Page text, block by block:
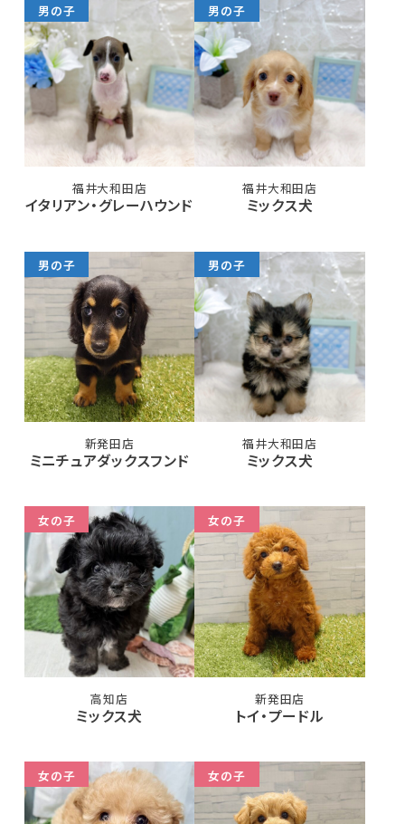
男の子
福井大和田店
イタリアン・グレーハウンド
男の子
福井大和田店
ミックス犬
男の子
新発田店
ミニチュアダックスフンド
男の子
福井大和田店
ミックス犬
女の子
高知店
ミックス犬
女の子
新発田店
トイ・プードル
女の子 女の子